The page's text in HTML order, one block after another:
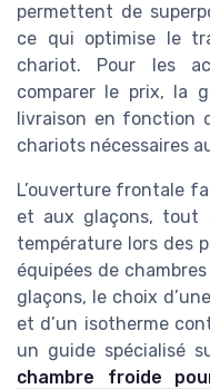
permettent de
ce qui optimise le
chariot. Pour les
comparer le prix, la
livraison en fonction
chariots nécessaires
L’ouverture frontale
et aux glaçons, tout
température lors des
équipées de
glaçons, le choix
et d’un isotherme
un guide spécialisé
chambre froide